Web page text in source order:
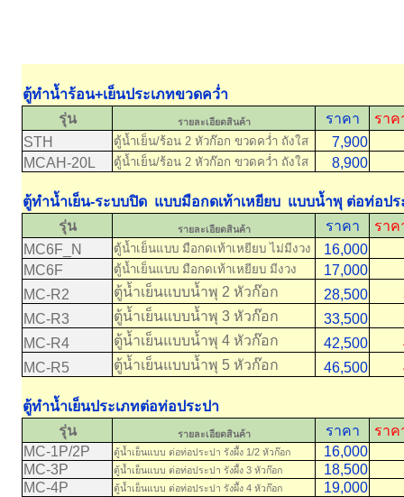
ตู้ทำน้ำร้อน+เย็นประเภทขวดคว่ำ
รุ่น
รายละเอียดสินค้า ราคา
รา
STH
ตู้น้ำเย็น/ร้อน 2 หัวก๊อก ขวดคว่ำ ถังใส 7,900
MCAH-20L
ตู้น้ำเย็น/ร้อน 2 หัวก๊อก ขวดคว่ำ ถังใส 8,900
ตู้ทำน้ำเย็น-ระบบปิด แบบมือกดเท้าเหยียบ แบบน้ำพุ ต่อท่อปร
รุ่น
รายละเอียดสินค้า ราคา
รา
MC6F_N
ตู้น้ำเย็นแบบ มือกดเท้าเหยียบ ไม่มีงวง 16,000
MC6F
ตู้น้ำเย็นแบบ มือกดเท้าเหยียบ มีงวง 17,000
MC-R2
ตู้น้ำเย็นแบบน้ำพุ 2 หัวก๊อก 28,500
MC-R3
ตู้น้ำเย็นแบบน้ำพุ 3 หัวก๊อก 33,500
MC-R4
ตู้น้ำเย็นแบบน้ำพุ 4 หัวก๊อก 42,500
MC-R5
ตู้น้ำเย็นแบบน้ำพุ 5 หัวก๊อก 46,500
ตู้ทำน้ำเย็นประเภทต่อท่อประปา
รุ่น
รายละเอียดสินค้า ราคา
รา
MC-1P/2P
ตู้น้ำเย็นแบบ ต่อท่อประปา รังผึ้ง 1/2 หัวก๊อก 16,000
MC-3P
ตู้น้ำเย็นแบบ ต่อท่อประปา รังผึ้ง 3 หัวก๊อก 18,500
MC-4P
ตู้น้ำเย็นแบบ ต่อท่อประปา รังผึ้ง 4 หัวก๊อก 19,000